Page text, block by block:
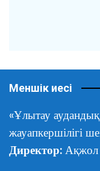
Меншік иесі
«Ұлытау
жауапкершілігі
Директор: Ақжол